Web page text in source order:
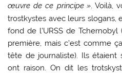
œuvre de ce principe ». Voilà,
trostkystes avec leurs slogans,
fond de l’URSS de
première, mais c’est comme
tête de journaliste). Ils étaient
ont raison. On dit les